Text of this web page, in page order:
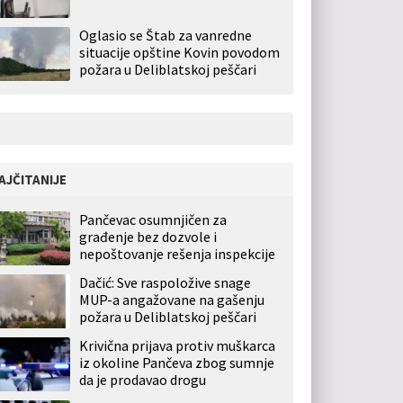
Oglasio se Štab za vanredne
situacije opštine Kovin povodom
požara u Deliblatskoj peščari
Pančevac osumnjičen za
građenje bez dozvole i
nepoštovanje rešenja inspekcije
Dačić: Sve raspoložive snage
MUP-a angažovane na gašenju
požara u Deliblatskoj peščari
Krivična prijava protiv muškarca
iz okoline Pančeva zbog sumnje
da je prodavao drogu